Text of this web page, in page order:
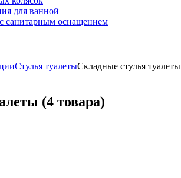
для ванной
санитарным оснащением
Стулья туалетыСкладные стулья туалеты
(4 товара)